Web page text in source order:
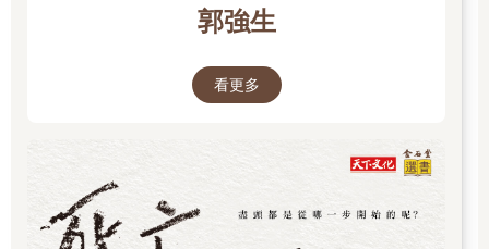
郭強生
看更多